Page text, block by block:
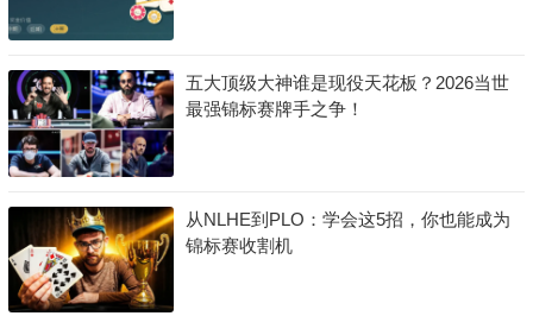
五大顶级大神谁是现役天花板？2026当世
最强锦标赛牌手之争！
从NLHE到PLO：学会这5招，你也能成为
锦标赛收割机